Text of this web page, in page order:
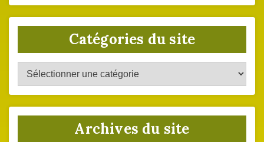
Catégories du site
Catégories
du
site
Archives du site